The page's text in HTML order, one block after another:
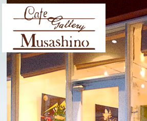
Cafe Gallery
Musashino | カフェギ
ャラリーむさしの | 三
鷹・吉祥寺